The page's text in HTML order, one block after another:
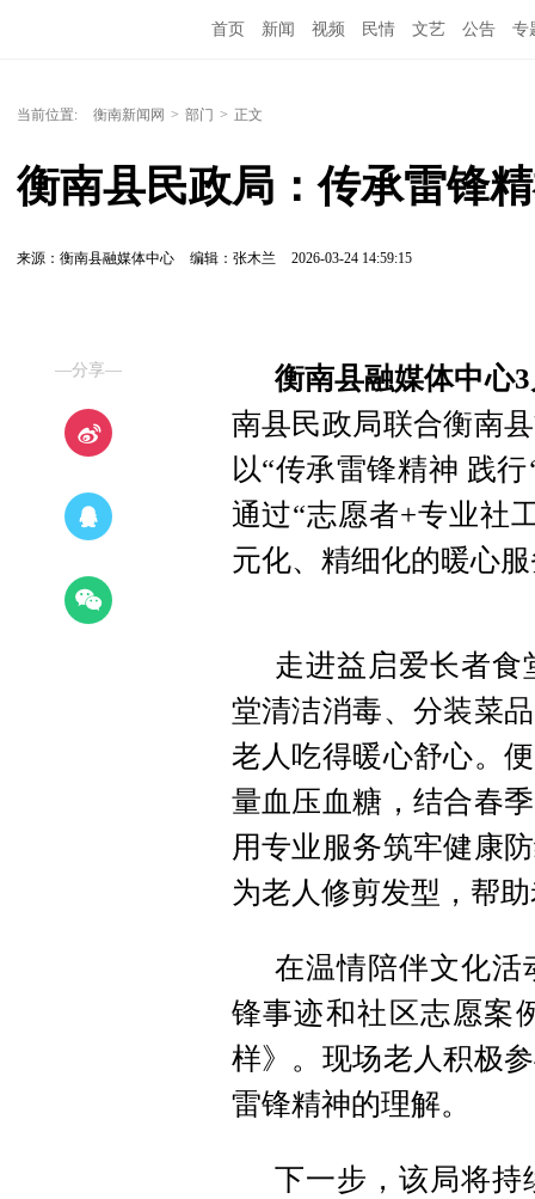
首页 新闻 视频 民情 文艺 公告 专
当前位置: 衡南新闻网 > 部门 > 正文
来源：衡南县融媒体中心 编辑：张木兰 2026-03-24 14:59:15
—分享—
衡南县融媒体中心
南县民政局联合衡南
以“传承雷锋精神 践
通过“志愿者+专业社
元化、精细化的暖心
走进益启爱长者
堂清洁消毒、分装菜
老人吃得暖心舒心。
量血压血糖，结合春
用专业服务筑牢健康
为老人修剪发型，帮
在温情陪伴文化活
锋事迹和社区志愿案
样》。现场老人积极
雷锋精神的理解。
下一步，该局将持